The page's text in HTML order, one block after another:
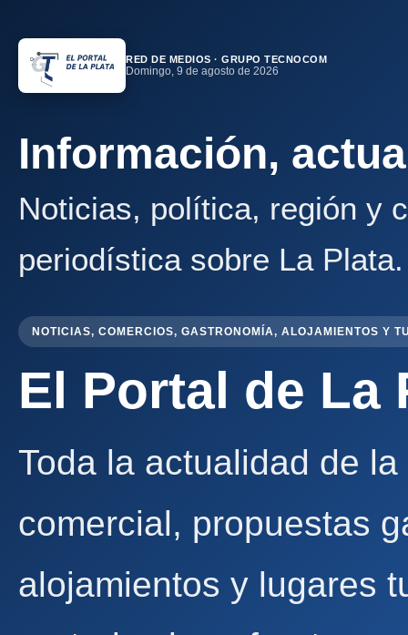
RED DE MEDIOS · GRUPO TECNOCOM
Domingo, 9 de agosto de 2026
Información,
Noticias, política, región y
periodística sobre La Plata.
NOTICIAS, COMERCIOS, GASTRONOMÍA, ALOJAMIENTOS Y
El Portal de La
Toda la actualidad de
comercial, propuestas
alojamientos y lugares